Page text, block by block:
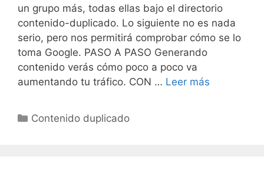
un grupo más, todas ellas bajo el directorio
contenido-duplicado. Lo siguiente no es nada
serio, pero nos permitirá comprobar cómo se lo
toma Google. PASO A PASO Generando
contenido verás cómo poco a poco va
aumentando tu tráfico. CON … Leer más
Categorías
Contenido duplicado